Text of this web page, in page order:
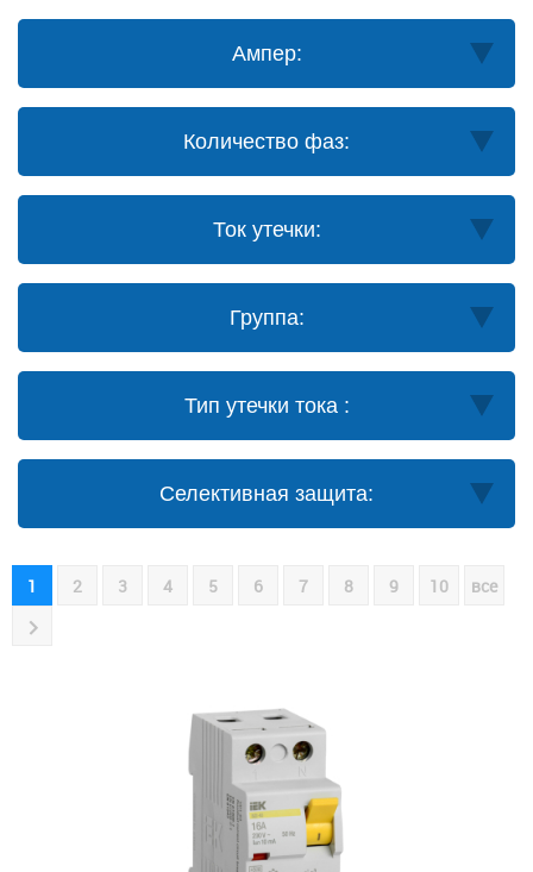
Ампер:
Количество фаз:
Ток утечки:
Группа:
Тип утечки тока :
Селективная защита:
1 2 3 4 5 6 7 8 9 10 все